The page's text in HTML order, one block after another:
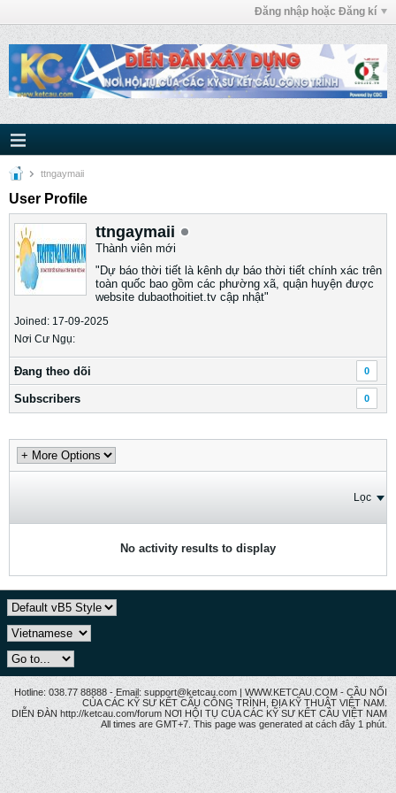
Đăng nhập hoặc Đăng kí
ttngaymaii
User Profile
ttngaymaii
Thành viên mới
"Dự báo thời tiết là kênh dự báo thời tiết chính xác trên
toàn quốc bao gồm các phường xã, quận huyện được
website dubaothoitiet.tv cập nhật"
Joined: 17-09-2025
Nơi Cư Ngụ:
Ðang theo dõi 0
Subscribers 0
Lọc
No activity results to display
Hotline: 038.77 88888 - Email: support@ketcau.com | WWW.KETCAU.COM - CẦU NỐI
CỦA CÁC KỸ SƯ KẾT CẤU CÔNG TRÌNH, ĐỊA KỸ THUẬT VIỆT NAM.
DIỄN ĐÀN http://ketcau.com/forum NƠI HỘI TỤ CỦA CÁC KỸ SƯ KẾT CÂU VIỆT NAM
All times are GMT+7. This page was generated at cách đây 1 phút.